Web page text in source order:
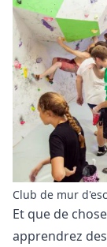
Club de mur
Et que de
apprendrez